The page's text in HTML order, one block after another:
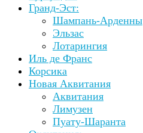
Гранд-Эст:
Шампань-Арденны
Эльзас
Лотарингия
Иль де Франс
Корсика
Новая Аквитания
Аквитания
Лимузен
Пуату-Шаранта